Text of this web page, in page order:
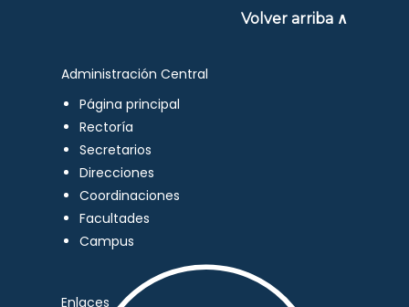
Volver arriba ∧
Administración Central
Página principal
Rectoría
Secretarios
Direcciones
Coordinaciones
Facultades
Campus
Enlaces